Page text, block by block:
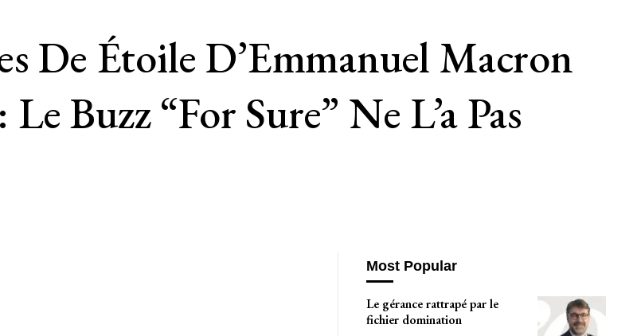
De Étoile D’Emmanuel Macron
Buzz “for Sure” Ne L’a Pas
Most Popular
Le gérance rattrapé par le
fichier domination